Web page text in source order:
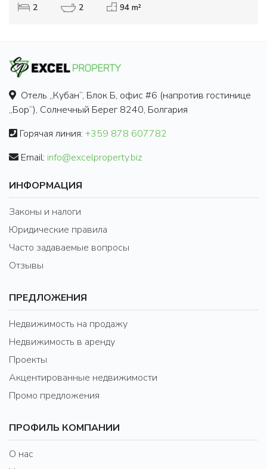
2 2 94 m²
Отель „Кубан“, Блок Б, офис #6 (напротив гостинице
„Бор“), Солнечный Берег 8240, Болгария
Горячая линия: +359 878 607782
Email: info@excelproperty.biz
ИНФОРМАЦИЯ
Законы и налоги
Юридические правила
Часто задаваемые вопросы
Отзывы
ПРЕДЛОЖЕНИЯ
Недвижимость на продажу
Недвижимость в аренду
Проекты
Акцентированные недвижимости
Промо предложения
ПРОФИЛЬ КОМПАНИИ
О нас